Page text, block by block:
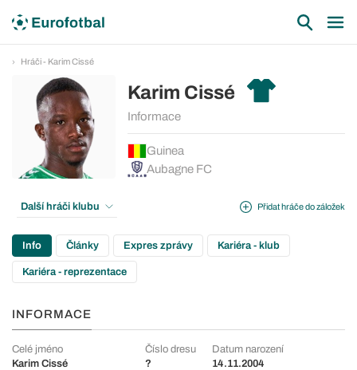
Hráči - Karim Cissé
Karim Cissé
Informace
Guinea
Aubagne FC
Přidat hráče do záložek
Další hráči klubu
Info Články Expres zprávy Kariéra - klub
Kariéra - reprezentace
INFORMACE
Celé jméno
Karim Cissé
Číslo dresu
?
Datum narození
14.11.2004